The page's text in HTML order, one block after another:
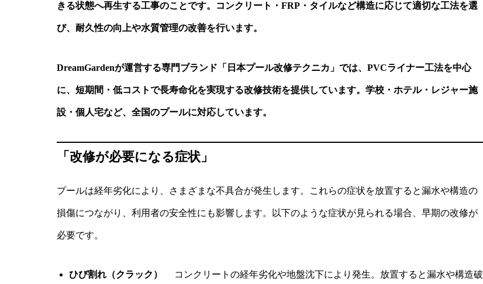
きる状態へ再生する工事のことです。コンクリート・FRP・タイルなど構造に応じて適切な工法を選
び、耐久性の向上や水質管理の改善を行います。
DreamGardenが運営する専門ブランド「日本プール改修テクニカ」では、PVCライナー工法を中心
に、短期間・低コストで長寿命化を実現する改修技術を提供しています。学校・ホテル・レジャー施
設・個人宅など、全国のプールに対応しています。
「改修が必要になる症状」
プールは経年劣化により、さまざまな不具合が発生します。これらの症状を放置すると漏水や構造の
損傷につながり、利用者の安全性にも影響します。以下のような症状が見られる場合、早期の改修が
必要です。
ひび割れ（クラック） コンクリートの経年劣化や地盤沈下により発生。放置すると漏水や構造破